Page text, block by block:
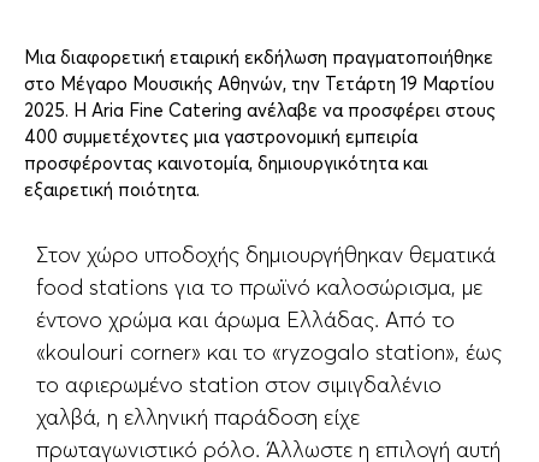
Μια διαφορετική εταιρική εκδήλωση πραγματοποιήθηκε
στο Μέγαρο Μουσικής Αθηνών, την Τετάρτη 19 Μαρτίου
2025. Η Aria Fine Catering ανέλαβε να προσφέρει στους
400 συμμετέχοντες μια γαστρονομική εμπειρία
προσφέροντας καινοτομία, δημιουργικότητα και
εξαιρετική ποιότητα.
Στον χώρο υποδοχής δημιουργήθηκαν θεματικά
food stations για το πρωϊνό καλοσώρισμα, με
έντονο χρώμα και άρωμα Ελλάδας. Από το
«koulouri corner» και το «ryzogalo station», έως
το αφιερωμένο station στον σιμιγδαλένιο
χαλβά, η ελληνική παράδοση είχε
πρωταγωνιστικό ρόλο. Άλλωστε η επιλογή αυτή